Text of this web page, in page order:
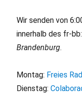
Wir senden von
innerhalb des fr-
Brandenburg.
Montag: Freies
Dienstag: